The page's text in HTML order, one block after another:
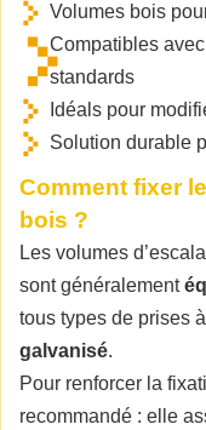
Volumes bois
Compatibles
standards
Idéals pour
Solution durable
Comment fixer
bois ?
Les volumes
sont généralement
tous types de prises
galvanisé.
Pour renforcer la
recommandé : elle